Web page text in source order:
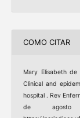
COMO CITAR
Mary Elisabeth
Clinical and
hospital . Rev
de agosto